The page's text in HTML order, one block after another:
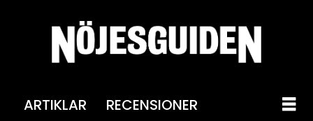
ARTIKLAR RECENSIONER